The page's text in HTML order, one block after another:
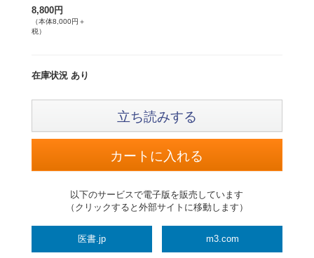
8,800円
（本体8,000円＋
税）
在庫状況 あり
立ち読みする
以下のサービスで電子版を販売しています
（クリックすると外部サイトに移動します）
医書.jp m3.com